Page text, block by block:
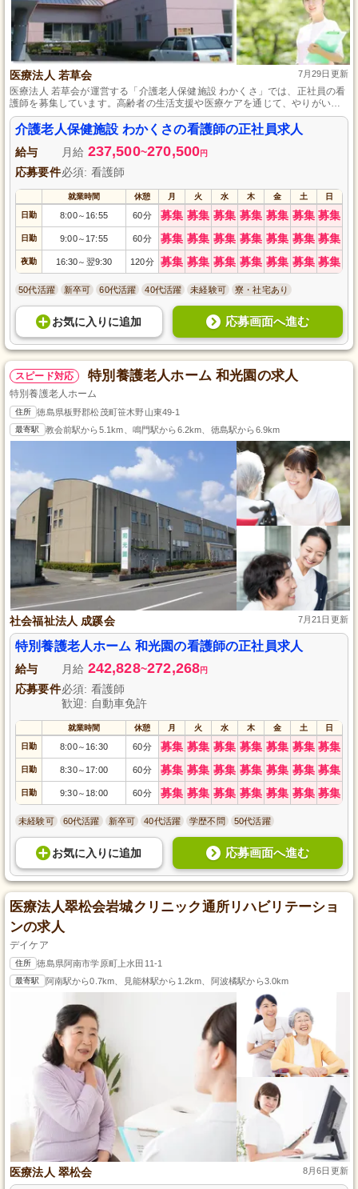
医療法人 若草会 7月29日更新
医療法人 若草会が運営する「介護老人保健施設 わかくさ」では、正社員の看
護師を募集しています。高齢者の生活支援や医療ケアを通じて、やりがいを
感じられる職場です。あなたのスキルや経験を活かし、温かいケアを提供し
ませんか？施設内は和やかな雰囲気で、チームワークを大切にしています。
応募をお待ちしております。
介護老人保健施設 わかくさの看護師の正社員求人
給与 月給 237,500~270,500円
応募要件必須: 看護師
就業時間 休憩 月 火 水 木 金 土 日
日勤 8:00～ 16:55 60分 募集 募集 募集 募集 募集 募集 募集
日勤 9:00～ 17:55 60分 募集 募集 募集 募集 募集 募集 募集
夜勤 16:30～ 翌9:30 120分 募集 募集 募集 募集 募集 募集 募集
50代活躍 新卒可 60代活躍 40代活躍 未経験可 寮・社宅あり
お気に入り に追加 応募画面へ進む
スピード対応 特別養護老人ホーム 和光園の求人
特別養護老人ホーム
住所 徳島県板野郡松茂町笹木野山東49-1
最寄駅 教会前駅から5.1km、鳴門駅から6.2km、徳島駅から6.9km
社会福祉法人 成蹊会 7月21日更新
特別養護老人ホーム 和光園の看護師の正社員求人
給与 月給 242,828~272,268円
応募要件必須: 看護師
歓迎: 自動車免許
就業時間 休憩 月 火 水 木 金 土 日
日勤 8:00～ 16:30 60分 募集 募集 募集 募集 募集 募集 募集
日勤 8:30～ 17:00 60分 募集 募集 募集 募集 募集 募集 募集
日勤 9:30～ 18:00 60分 募集 募集 募集 募集 募集 募集 募集
未経験可 60代活躍 新卒可 40代活躍 学歴不問 50代活躍
お気に入り に追加 応募画面へ進む
医療法人翠松会岩城クリニック通所リハビリテーショ
ンの求人
デイケア
住所 徳島県阿南市学原町上水田11-1
最寄駅 阿南駅から0.7km、見能林駅から1.2km、阿波橘駅から3.0km
医療法人 翠松会 8月6日更新